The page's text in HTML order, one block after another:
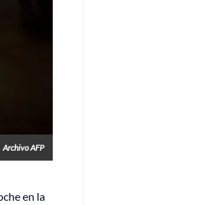
Archivo AFP
en la